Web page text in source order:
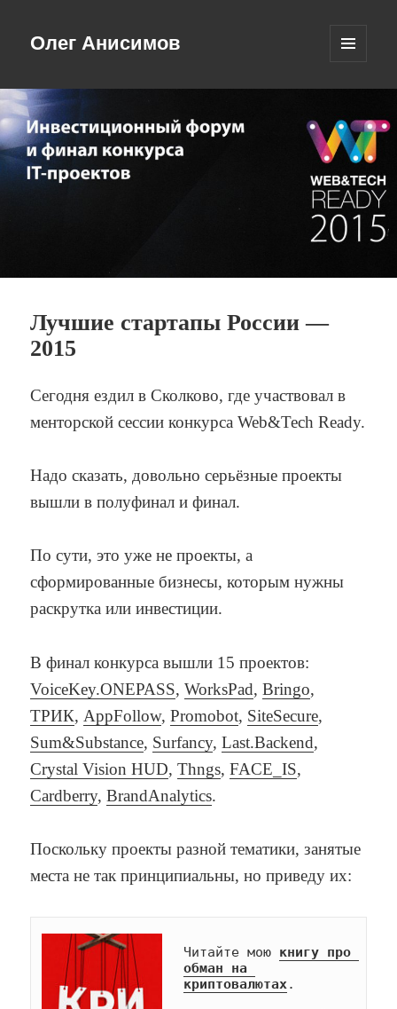
Олег Анисимов
ВИДЖЕТЫ
Лучшие стартапы России —
2015
Сегодня ездил в Сколково, где участвовал в
менторской сессии конкурса Web&Tech Ready.
Надо сказать, довольно серьёзные проекты
вышли в полуфинал и финал.
По сути, это уже не проекты, а
сформированные бизнесы, которым нужны
раскрутка или инвестиции.
В финал конкурса вышли 15 проектов:
VoiceKey.ONEPASS,WorksPad,Bringo,
ТРИК, AppFollow,Promobot, SiteSecure,
Sum&Substance, Surfancy,Last.Backend,
Crystal Vision HUD,Thngs,FACE_IS,
Cardberry,BrandAnalytics.
Поскольку проекты разной тематики, занятые
места не так принципиальны, но приведу их:
Читайте мою книгу про
обман на
криптовалютах.